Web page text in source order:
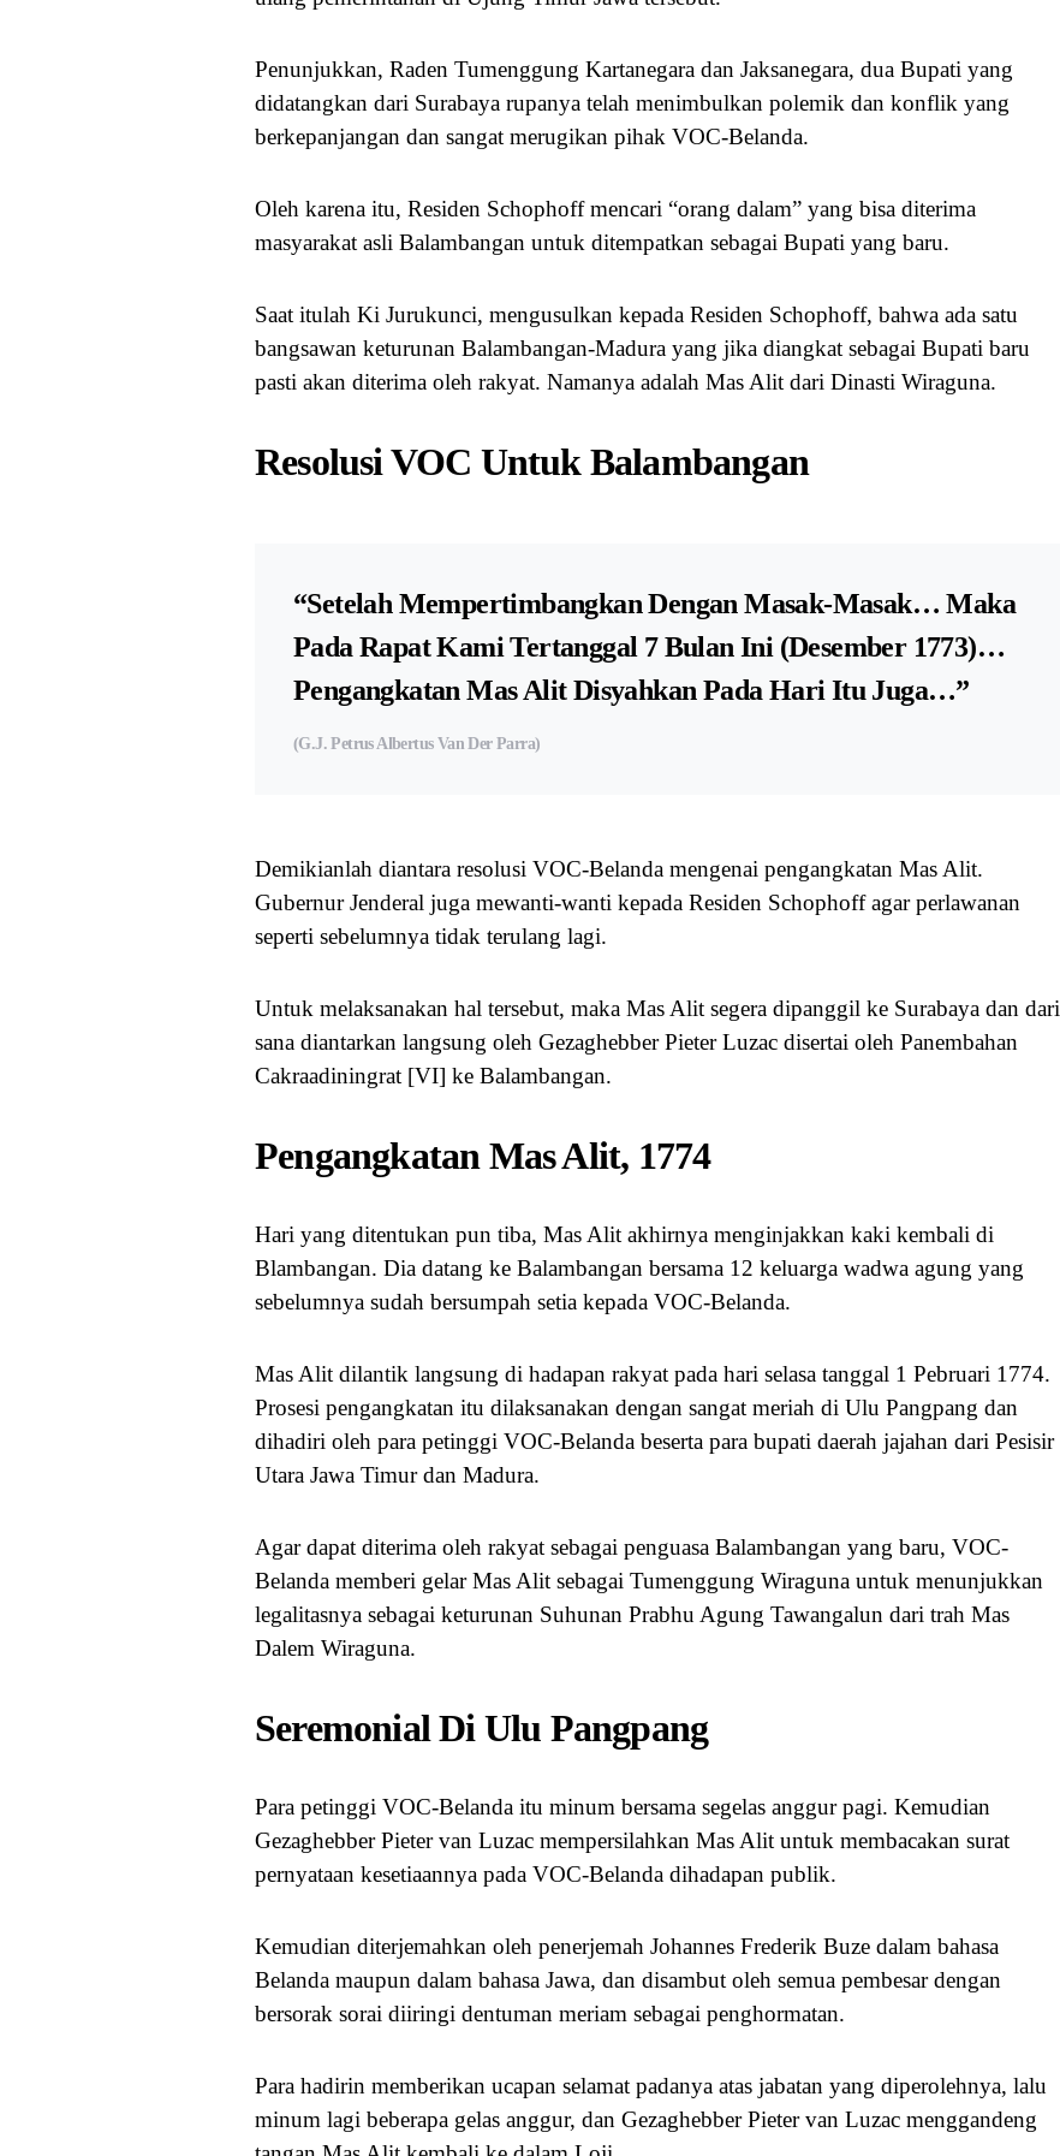
Penunjukkan, Raden Tumenggung Kartanegara dan Jaksanegara, dua Bupati yang
didatangkan dari Surabaya rupanya telah menimbulkan polemik dan konflik yang
berkepanjangan dan sangat merugikan pihak VOC-Belanda.
Oleh karena itu, Residen Schophoff mencari “orang dalam” yang bisa diterima
masyarakat asli Balambangan untuk ditempatkan sebagai Bupati yang baru.
Saat itulah Ki Jurukunci, mengusulkan kepada Residen Schophoff, bahwa ada satu
bangsawan keturunan Balambangan-Madura yang jika diangkat sebagai Bupati baru
pasti akan diterima oleh rakyat. Namanya adalah Mas Alit dari Dinasti Wiraguna.
Resolusi VOC Untuk Balambangan
“Setelah Mempertimbangkan Dengan Masak-Masak… Maka
Pada Rapat Kami Tertanggal 7 Bulan Ini (Desember 1773)…
Pengangkatan Mas Alit Disyahkan Pada Hari Itu Juga…”
(G.J. Petrus Albertus Van Der Parra)
Demikianlah diantara resolusi VOC-Belanda mengenai pengangkatan Mas Alit.
Gubernur Jenderal juga mewanti-wanti kepada Residen Schophoff agar perlawanan
seperti sebelumnya tidak terulang lagi.
Untuk melaksanakan hal tersebut, maka Mas Alit segera dipanggil ke Surabaya dan dari
sana diantarkan langsung oleh Gezaghebber Pieter Luzac disertai oleh Panembahan
Cakraadiningrat [VI] ke Balambangan.
Pengangkatan Mas Alit, 1774
Hari yang ditentukan pun tiba, Mas Alit akhirnya menginjakkan kaki kembali di
Blambangan. Dia datang ke Balambangan bersama 12 keluarga wadwa agung yang
sebelumnya sudah bersumpah setia kepada VOC-Belanda.
Mas Alit dilantik langsung di hadapan rakyat pada hari selasa tanggal 1 Pebruari 1774.
Prosesi pengangkatan itu dilaksanakan dengan sangat meriah di Ulu Pangpang dan
dihadiri oleh para petinggi VOC-Belanda beserta para bupati daerah jajahan dari Pesisir
Utara Jawa Timur dan Madura.
Agar dapat diterima oleh rakyat sebagai penguasa Balambangan yang baru, VOC-
Belanda memberi gelar Mas Alit sebagai Tumenggung Wiraguna untuk menunjukkan
legalitasnya sebagai keturunan Suhunan Prabhu Agung Tawangalun dari trah Mas
Dalem Wiraguna.
Seremonial Di Ulu Pangpang
Para petinggi VOC-Belanda itu minum bersama segelas anggur pagi. Kemudian
Gezaghebber Pieter van Luzac mempersilahkan Mas Alit untuk membacakan surat
pernyataan kesetiaannya pada VOC-Belanda dihadapan publik.
Kemudian diterjemahkan oleh penerjemah Johannes Frederik Buze dalam bahasa
Belanda maupun dalam bahasa Jawa, dan disambut oleh semua pembesar dengan
bersorak sorai diiringi dentuman meriam sebagai penghormatan.
Para hadirin memberikan ucapan selamat padanya atas jabatan yang diperolehnya, lalu
minum lagi beberapa gelas anggur, dan Gezaghebber Pieter van Luzac menggandeng